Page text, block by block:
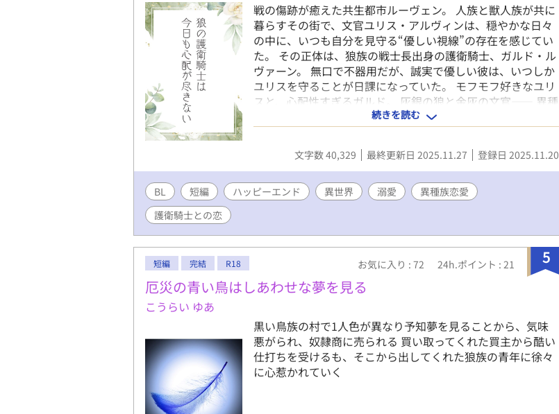
戦の傷跡が癒えた共生都市ルーヴェン。 人族と獣人族が共に
暮らすその街で、文官ユリス・アルヴィンは、穏やかな日々
の中に、いつも自分を見守る“優しい視線”の存在を感じてい
た。 その正体は、狼族の戦士長出身の護衛騎士、ガルド・ル
ヴァーン。 無口で不器用だが、誠実で優しい彼は、いつしか
ユリスを守ることが日課になっていた。 モフモフ好きなユリ
スと、心配性すぎるガルド。 灰銀の狼と金灰の文官―― 異種
族の二人の関係がルーヴェンの風のようにやさしく、日々の
中で少しずつ変わっていく。
続きを読む
文字数 40,329 最終更新日 2025.11.27 登録日 2025.11.20
BL 短編 ハッピーエンド 異世界 溺愛
異種族恋愛
護衛騎士との恋
5
短編 完結 R18 お気に入り : 72 24h.ポイント : 21
厄災の青い鳥はしあわせな夢を見る
こうらい ゆあ
黒い鳥族の村で1人色が異なり予知夢を見ることから、気味
悪がられ、奴隷商に売られる 買い取ってくれた買主から酷い
仕打ちを受けるも、そこから出してくれた狼族の青年に徐々
に心惹かれていく